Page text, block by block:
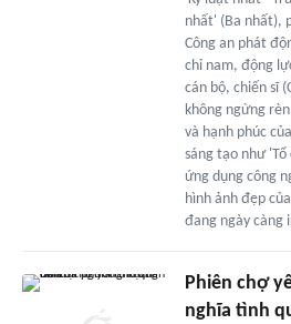
nhất' (Ba nhất),
Công an phát
chỉ nam, động
cán bộ, chiến sĩ
không ngừng
và hạnh phúc
sáng tạo như
ứng dụng công
hình ảnh đẹp
đang ngày càng
Phiên chợ
nghĩa tình